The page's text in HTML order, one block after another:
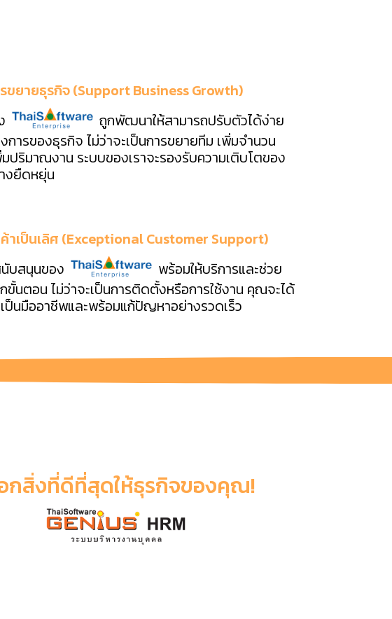
ขยายธุรกิจ (Support Business Growth)
ถูกพัฒนาให้สามารถปรับตัวได้ง่าย
การของธุรกิจ ไม่ว่าจะเป็นการขยายทีม เพิ่มจำนวน
ปริมาณงาน ระบบของเราจะรองรับความเติบโตของ
งยืดหยุ่น
าเป็นเลิศ (Exceptional Customer Support)
บสนุนของ
พร้อมให้บริการและช่วย
ขั้นตอน ไม่ว่าจะเป็นการติดตั้งหรือการใช้งาน คุณจะได้
ป็นมืออาชีพและพร้อมแก้ปัญหาอย่างรวดเร็ว
กสิ่งที่ดีที่สุดให้ธุรกิจของคุณ!